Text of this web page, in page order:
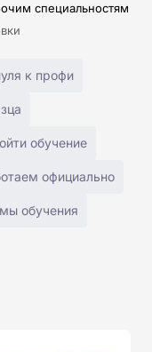
специальностям
к профи
обучение
официально
обучения